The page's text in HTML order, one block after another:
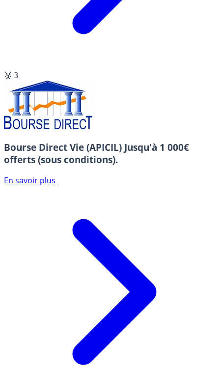
🥉 3
Bourse Direct Vie (APICIL) Jusqu'à 1 000€
offerts (sous conditions).
En savoir plus